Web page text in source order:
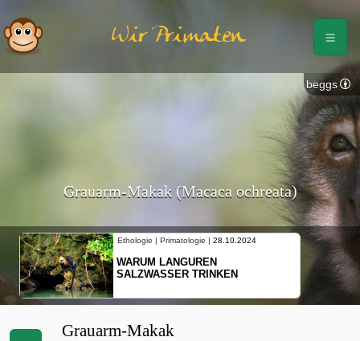
Wir Primaten
Grauarm-Makak (Macaca ochreata)
Ethologie | Primatologie |28.10.2024
WARUM LANGUREN
SALZWASSER TRINKEN
beggs
Grauarm-Makak